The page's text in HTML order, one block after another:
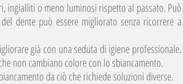
ingialliti o meno luminosi rispetto al passato. Può
dente può essere migliorato senza ricorrere a
già con una seduta di igiene professionale.
non cambiano colore con lo sbiancamento.
da ciò che richiede soluzioni diverse.